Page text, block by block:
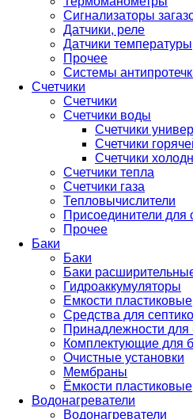
Сигнализаторы
Датчики, реле
Датчики температуры
Прочее
Системы
Счетчики
Счетчики
Счетчики воды
Счетчики
Счетчики
Счетчики
Счетчики тепла
Счетчики газа
Тепловычислители
Присоединители для
Прочее
Баки
Баки
Баки
Гидроаккумуляторы
Емкости пластиковые
Средства для
Принадлежности для
Комплектующие для
Очистные установки
Мембраны
Ёмкости пластиковые
Водонагреватели
Водонагреватели